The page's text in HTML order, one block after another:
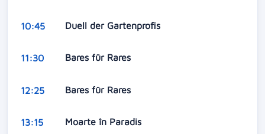
10:45 Duell der Gartenprofis
11:30 Bares für Rares
12:25 Bares für Rares
13:15 Moarte în Paradis